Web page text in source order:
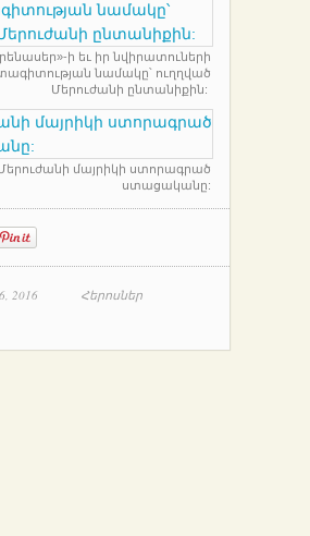
ի եւ իր նվիրատուների
նամակը՝ ուղղված
Մերուժանի ընտանիքին:
մայրիկի ստորագրած
ստացականը:
2016
Հերոսներ